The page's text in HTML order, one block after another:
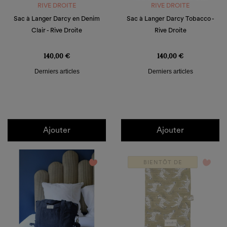
RIVE DROITE
Sac à Langer Darcy en Denim
Clair - Rive Droite
140,00 €
Derniers articles
Ajouter
RIVE DROITE
Sac à Langer Darcy Tobacco -
Rive Droite
140,00 €
Derniers articles
Ajouter
favorite_border
BIENTÔT DE
RETOUR
favorite_border